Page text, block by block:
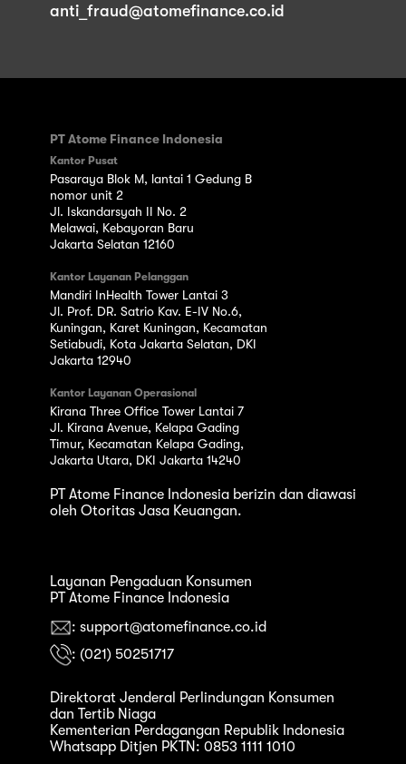
anti_fraud@atomefinance.co.id
PT Atome Finance Indonesia
Kantor Pusat
Pasaraya Blok M, lantai 1 Gedung B
nomor unit 2
Jl. Iskandarsyah II No. 2
Melawai, Kebayoran Baru
Jakarta Selatan 12160
Kantor Layanan Pelanggan
Mandiri InHealth Tower Lantai 3
Jl. Prof. DR. Satrio Kav. E-IV No.6,
Kuningan, Karet Kuningan, Kecamatan
Setiabudi, Kota Jakarta Selatan, DKI
Jakarta 12940
Kantor Layanan Operasional
Kirana Three Office Tower Lantai 7
Jl. Kirana Avenue, Kelapa Gading
Timur, Kecamatan Kelapa Gading,
Jakarta Utara, DKI Jakarta 14240
PT Atome Finance Indonesia berizin dan diawasi
oleh Otoritas Jasa Keuangan.
Layanan Pengaduan Konsumen
PT Atome Finance Indonesia
: support@atomefinance.co.id
: (021) 50251717
Direktorat Jenderal Perlindungan Konsumen
dan Tertib Niaga
Kementerian Perdagangan Republik Indonesia
Whatsapp Ditjen PKTN: 0853 1111 1010